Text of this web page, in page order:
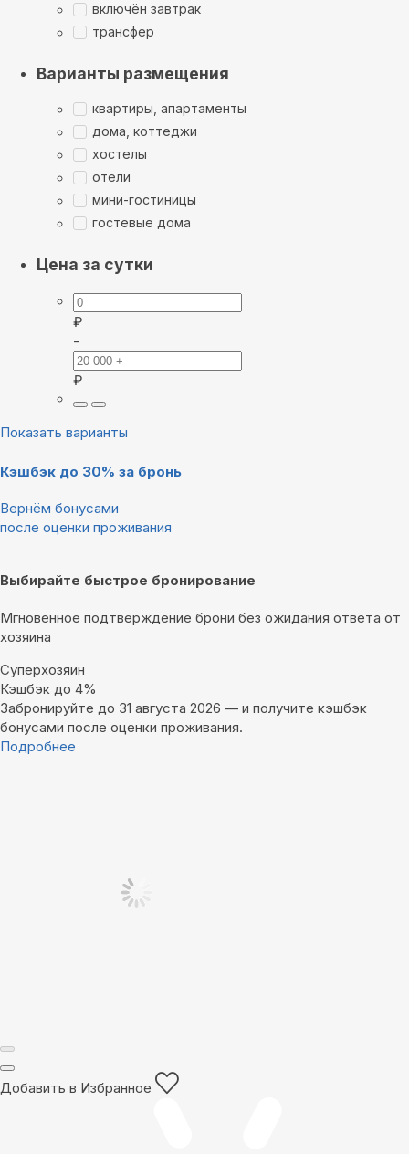
включён завтрак
трансфер
Варианты размещения
квартиры, апартаменты
дома, коттеджи
хостелы
отели
мини-гостиницы
гостевые дома
Цена за сутки
₽
-
₽
Показать варианты
Кэшбэк до 30% за бронь
Вернём бонусами
после оценки проживания
Выбирайте быстрое бронирование
Мгновенное подтверждение брони без ожидания ответа от
хозяина
Суперхозяин
Кэшбэк до 4%
Забронируйте до 31 августа 2026 — и получите кэшбэк
бонусами после оценки проживания.
Подробнее
Добавить в Избранное